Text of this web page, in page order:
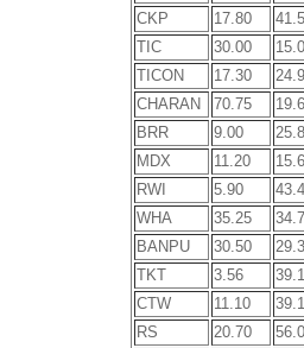
CKP
17.80
TIC
30.00
TICON
17.30
CHARAN
70.75
BRR
9.00
MDX
11.20
RWI
5.90
WHA
35.25
BANPU
30.50
TKT
3.56
CTW
11.10
RS
20.70